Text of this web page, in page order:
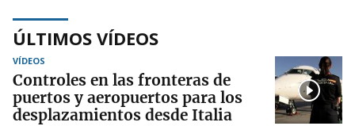
ÚLTIMOS VÍDEOS
VÍDEOS
Controles en las fronteras de
puertos y aeropuertos para los
desplazamientos desde Italia